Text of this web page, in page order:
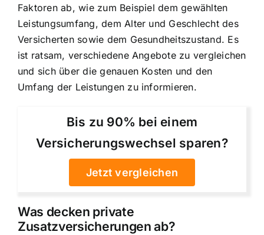
Faktoren ab, wie zum Beispiel dem gewählten
Leistungsumfang, dem Alter und Geschlecht des
Versicherten sowie dem Gesundheitszustand. Es
ist ratsam, verschiedene Angebote zu vergleichen
und sich über die genauen Kosten und den
Umfang der Leistungen zu informieren.
Bis zu 90% bei einem
Versicherungswechsel sparen?
Jetzt vergleichen
Was decken private
Zusatzversicherungen ab?